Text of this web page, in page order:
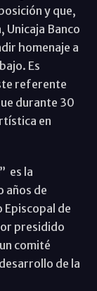
y que,
Banco
homenaje a
Es
referente
durante 30
en
es la
años de
Episcopal de
presidido
comité
de la